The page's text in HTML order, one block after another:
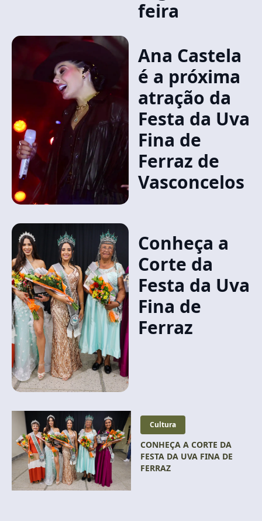
feira
Ana Castela
é a próxima
atração da
Festa da Uva
Fina de
Ferraz de
Vasconcelos
Conheça a
Corte da
Festa da Uva
Fina de
Ferraz
Cultura
CONHEÇA A CORTE DA
FESTA DA UVA FINA DE
FERRAZ